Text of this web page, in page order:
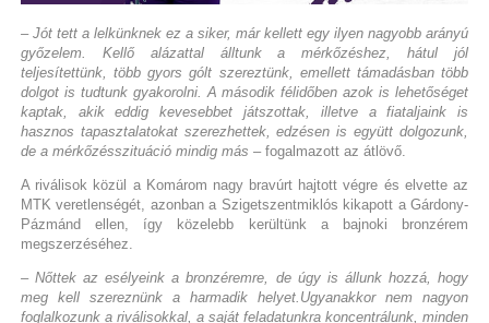
– Jót tett a lelkünknek ez a siker, már kellett egy ilyen nagyobb arányú
győzelem. Kellő alázattal álltunk a mérkőzéshez, hátul jól
teljesítettünk, több gyors gólt szereztünk, emellett támadásban több
dolgot is tudtunk gyakorolni. A második félidőben azok is lehetőséget
kaptak, akik eddig kevesebbet játszottak, illetve a fiataljaink is
hasznos tapasztalatokat szerezhettek, edzésen is együtt dolgozunk,
de a mérkőzésszituáció mindig más – fogalmazott az átlövő.
A riválisok közül a Komárom nagy bravúrt hajtott végre és elvette az
MTK veretlenségét, azonban a Szigetszentmiklós kikapott a Gárdony-
Pázmánd ellen, így közelebb kerültünk a bajnoki bronzérem
megszerzéséhez.
– Nőttek az esélyeink a bronzéremre, de úgy is állunk hozzá, hogy
meg kell szereznünk a harmadik helyet.Ugyanakkor nem nagyon
foglalkozunk a riválisokkal, a saját feladatunkra koncentrálunk, minden